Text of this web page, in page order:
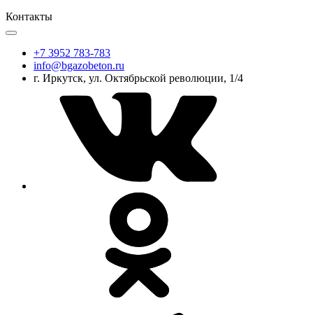
Контакты
+7 3952 783-783
info@bgazobeton.ru
г. Иркутск, ул. Октябрьской революции, 1/4